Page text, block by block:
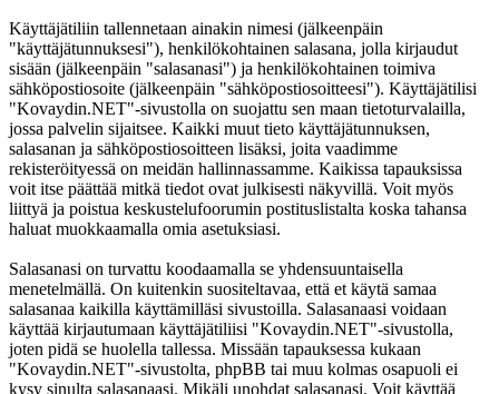
Käyttäjätiliin tallennetaan ainakin nimesi (jälkeenpäin
"käyttäjätunnuksesi"), henkilökohtainen salasana, jolla kirjaudut
sisään (jälkeenpäin "salasanasi") ja henkilökohtainen toimiva
sähköpostiosoite (jälkeenpäin "sähköpostiosoitteesi"). Käyttäjätilisi
"Kovaydin.NET"-sivustolla on suojattu sen maan tietoturvalailla,
jossa palvelin sijaitsee. Kaikki muut tieto käyttäjätunnuksen,
salasanan ja sähköpostiosoitteen lisäksi, joita vaadimme
rekisteröityessä on meidän hallinnassamme. Kaikissa tapauksissa
voit itse päättää mitkä tiedot ovat julkisesti näkyvillä. Voit myös
liittyä ja poistua keskustelufoorumin postituslistalta koska tahansa
haluat muokkaamalla omia asetuksiasi.
Salasanasi on turvattu koodaamalla se yhdensuuntaisella
menetelmällä. On kuitenkin suositeltavaa, että et käytä samaa
salasanaa kaikilla käyttämilläsi sivustoilla. Salasanaasi voidaan
käyttää kirjautumaan käyttäjätiliisi "Kovaydin.NET"-sivustolla,
joten pidä se huolella tallessa. Missään tapauksessa kukaan
"Kovaydin.NET"-sivustolta, phpBB tai muu kolmas osapuoli ei
kysy sinulta salasanaasi. Mikäli unohdat salasanasi. Voit käyttää